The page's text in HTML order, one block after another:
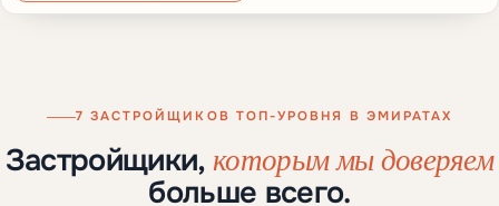
7 ЗАСТРОЙЩИКОВ ТОП-УРОВНЯ В ЭМИРАТАХ
Застройщики,которым мы доверяем
больше всего.